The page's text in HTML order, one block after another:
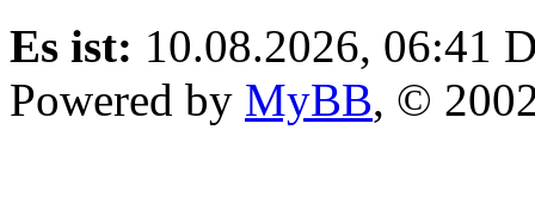
Es ist: 10.08.2026, 06:41
Powered by MyBB, ©